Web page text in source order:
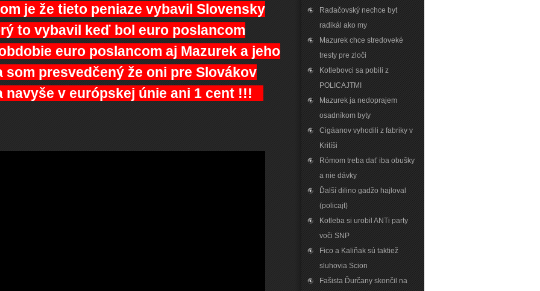
je že tieto peniaze vybavil Slovensky
to vybavil keď bol euro poslancom
euro poslancom aj Mazurek a jeho
presvedčený že oni pre Slovákov
navyše v európskej únie ani 1 cent !!!
Radačovský nechce byt
radikál ako my
Mazurek chce stredoveké
tresty pre zloči
Kotlebovci sa pobili z
POLICAJTMI
Mazurek ja nedoprajem
osadníkom byty
Cigáanov vyhodili z fabriky v
Kritíši
Rómom treba dať iba obušky
a nie dávky
Ďalší dilino gadžo hajloval
(policajt)
Kotleba si urobil ANTi party
voči SNP
Fico a Kaliňak sú taktiež
sluhovia Scion
Fašista Ďurčany skončil na